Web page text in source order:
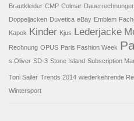
Brautkleider CMP Colmar
Doppeljacken Duvetica eBay Emblem
Kapok Kinder Kjus Lederjacke
Rechnung OPUS Paris Fashion Week
s.Oliver SD-3 Stone Island Subscription
Toni Sailer Trends 2014 wiederkehrende
Wintersport